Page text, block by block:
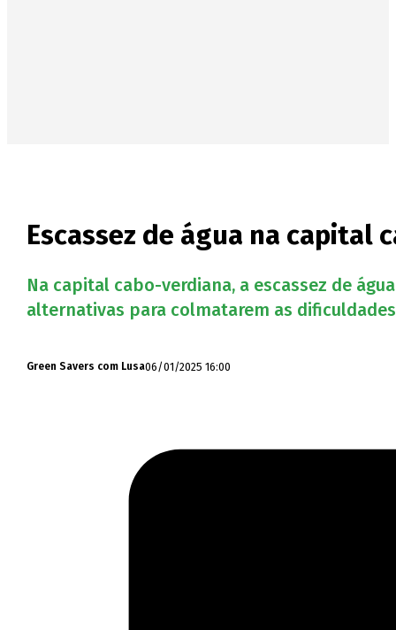
Escassez de água na
Na capital cabo-verdiana, a escassez de
alternativas para colmatarem as
Green Savers com Lusa06/01/2025 16:00